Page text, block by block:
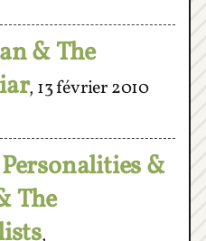
& The
,13 février 2010
&
The
,
📺